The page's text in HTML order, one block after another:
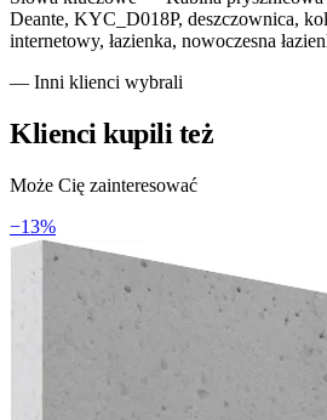
Deante, KYC_D018P, deszczownica,
internetowy, łazienka, nowoczesna
— Inni klienci wybrali
Klienci kupili też
Może Cię zainteresować
−13%